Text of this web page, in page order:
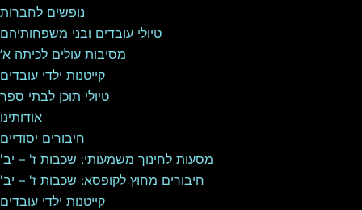
נופשים לחברות
טיולי עובדים ובני משפחותיהם
מסיבות עולים לכיתה א’
קייטנות ילדי עובדים
טיולי תוכן לבתי ספר
אודותינו
חיבורים יסודיים
מסעות לחינוך משמעותי: שכבות ז' – יב'
חיבורים מחוץ לקופסא: שכבות ז' – יב'
קייטנות ילדי עובדים